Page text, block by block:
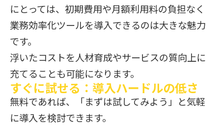
にとっては、初期費用や月額利用料の負担なく
業務効率化ツールを導入できるのは大きな魅力
です。
浮いたコストを人材育成やサービスの質向上に
充てることも可能になります。
すぐに試せる：導入ハードルの低さ
無料であれば、「まずは試してみよう」と気軽
に導入を検討できます。